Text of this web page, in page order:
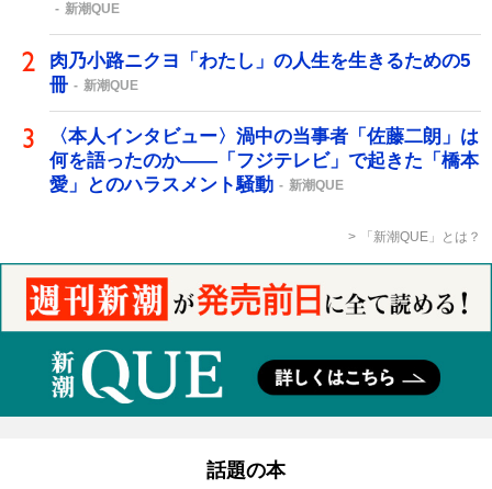
新潮QUE
肉乃小路ニクヨ「わたし」の人生を生きるための5
冊
新潮QUE
〈本人インタビュー〉渦中の当事者「佐藤二朗」は
何を語ったのか――「フジテレビ」で起きた「橋本
愛」とのハラスメント騒動
新潮QUE
「新潮QUE」とは？
話題の本